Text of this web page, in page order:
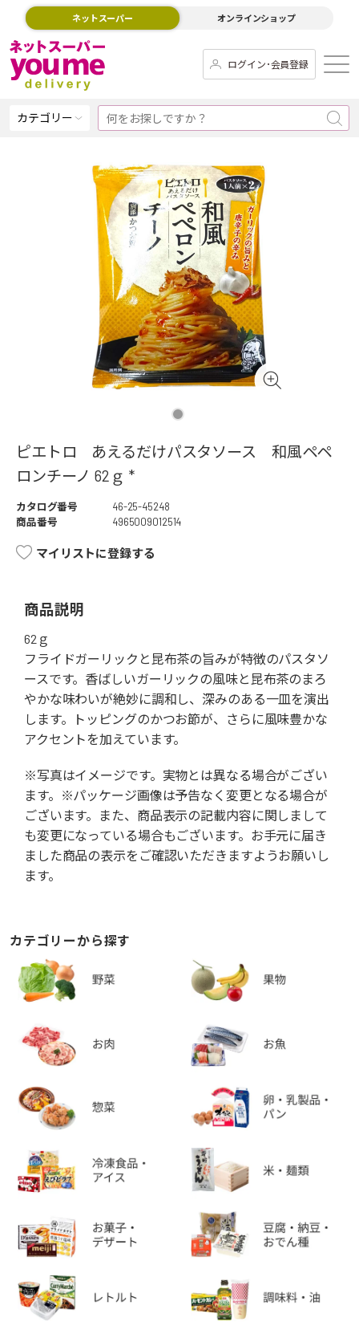
ネットスーパー オンラインショップ
ログイン･会員登録
カテゴリー
ピエトロ あえるだけパスタソース 和風ペペ
ロンチーノ 62ｇ *
カタログ番号
46-25-45248
商品番号
4965009012514
マイリストに登録する
商品説明
62ｇ
フライドガーリックと昆布茶の旨みが特徴のパスタソ
ースです。香ばしいガーリックの風味と昆布茶のまろ
やかな味わいが絶妙に調和し、深みのある一皿を演出
します。トッピングのかつお節が、さらに風味豊かな
アクセントを加えています。
※写真はイメージです。実物とは異なる場合がござい
ます。※パッケージ画像は予告なく変更となる場合が
ございます。また、商品表示の記載内容に関しまして
も変更になっている場合もございます。お手元に届き
ました商品の表示をご確認いただきますようお願いし
ます。
カテゴリーから探す